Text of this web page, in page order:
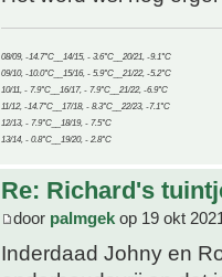
08/09, -14.7°C__14/15, - 3.6°C__20/21, -9.1°C
09/10, -10.0°C__15/16, - 5.9°C__21/22, -5.2°C
10/11, - 7.9°C__16/17, - 7.9°C__21/22, -6.9°C
11/12, -14.7°C__17/18, - 8.3°C__22/23, -7.1°C
12/13, - 7.9°C__18/19, - 7.5°C
13/14, - 0.8°C__19/20, - 2.8°C
Re: Richard's
door palmgek op 19 okt
Inderdaad Johny en